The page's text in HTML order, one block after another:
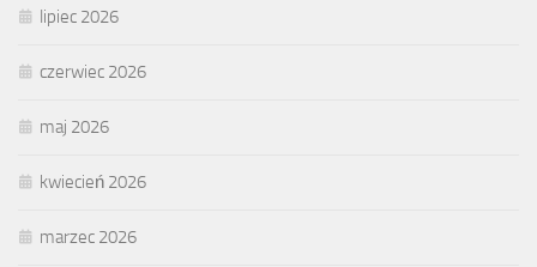
lipiec 2026
czerwiec 2026
maj 2026
kwiecień 2026
marzec 2026